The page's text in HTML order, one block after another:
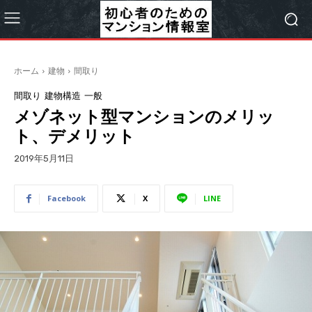
ホーム 建物 間取り
間取り 建物構造 一般
メゾネット型マンションのメリッ
ト、デメリット
2019年5月11日
Facebook X LINE